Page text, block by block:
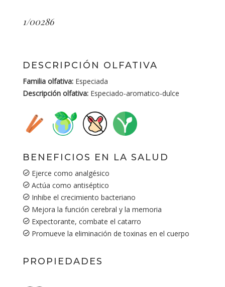
1/00286
DESCRIPCIÓN OLFATIVA
Familia olfativa: Especiada
Descripción olfativa: Especiado-aromatico-dulce
BENEFICIOS EN LA SALUD
Ejerce como analgésico
Actúa como antiséptico
Inhibe el crecimiento bacteriano
Mejora la función cerebral y la memoria
Expectorante, combate el catarro
Promueve la eliminación de toxinas en el cuerpo
PROPIEDADES